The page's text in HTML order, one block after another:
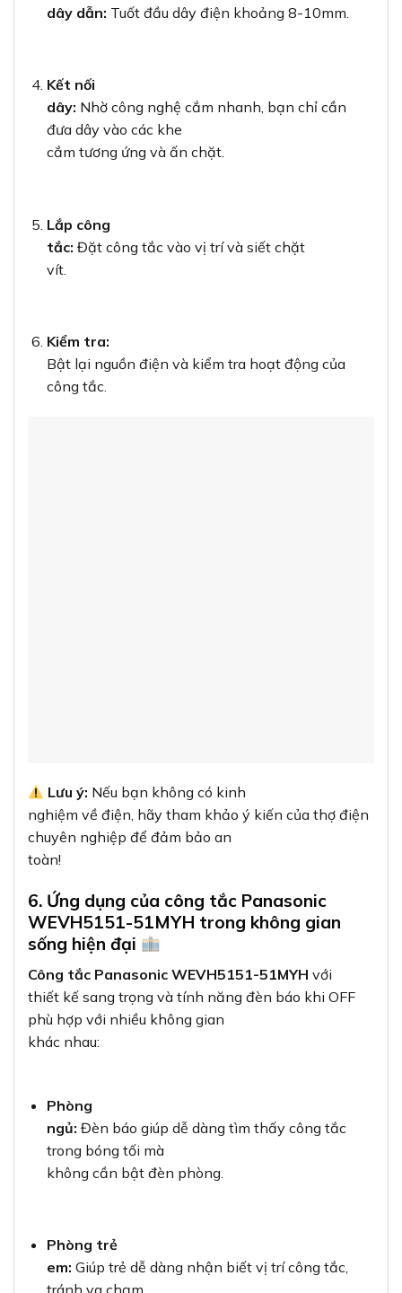
dây dẫn: Tuốt đầu dây điện khoảng 8-10mm.
Kết nối
dây: Nhờ công nghệ cắm nhanh, bạn chỉ cần
đưa dây vào các khe
cắm tương ứng và ấn chặt.
Lắp công
tắc: Đặt công tắc vào vị trí và siết chặt
vít.
Kiểm tra:
Bật lại nguồn điện và kiểm tra hoạt động của
công tắc.
Lưu ý: Nếu bạn không có kinh
nghiệm về điện, hãy tham khảo ý kiến của thợ điện
chuyên nghiệp để đảm bảo an
toàn!
6. Ứng dụng của công tắc Panasonic
WEVH5151-51MYH trong không gian
sống hiện đại
Công tắc Panasonic WEVH5151-51MYH với
thiết kế sang trọng và tính năng đèn báo khi OFF
phù hợp với nhiều không gian
khác nhau:
Phòng
ngủ: Đèn báo giúp dễ dàng tìm thấy công tắc
trong bóng tối mà
không cần bật đèn phòng.
Phòng trẻ
em: Giúp trẻ dễ dàng nhận biết vị trí công tắc,